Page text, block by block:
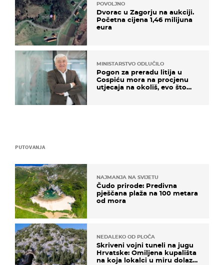
PUTOVANJA
NAJMANJA NA SVIJETU
Čudo prirode: Predivna
pješčana plaža na 100 metara
od mora
NEDALEKO OD PLOČA
Skriveni vojni tuneli na jugu
Hrvatske: Omiljena kupališta
na koja lokalci u miru dolaze
POVOLJNO
Dvorac u Zagorju na aukciji.
Početna cijena 1,46 milijuna
eura
MINISTARSTVO ODLUČILO
Pogon za preradu litija u
Gospiću mora na procjenu
utjecaja na okoliš, evo što